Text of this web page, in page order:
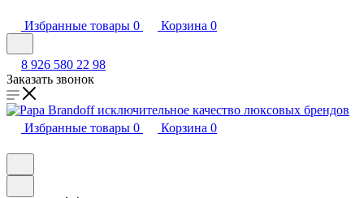
Избранные товары 0 Корзина 0
8 926 580 22 98
Заказать звонок
Избранные товары 0 Корзина 0